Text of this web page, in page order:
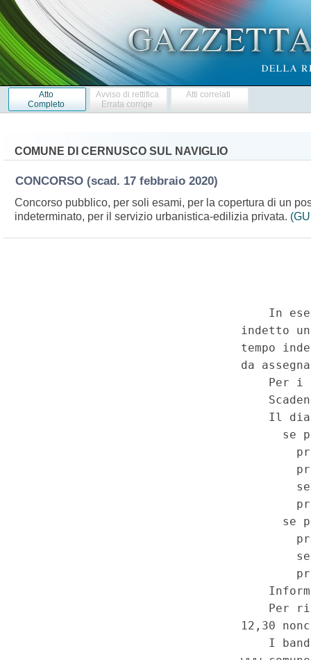
Atto
Completo
Avviso di rettifica
Errata corrige
Atti correlati
COMUNE DI CERNUSCO SUL NAVIGLIO
CONCORSO (scad. 17 febbraio 2020)
Concorso pubblico, per soli esami, per la copertura di un
indeterminato, per il servizio urbanistica-edilizia privata.